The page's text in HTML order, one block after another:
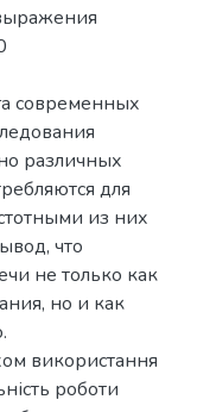
современных
различных
для
из них
что
не только как
но и как
використання
роботи